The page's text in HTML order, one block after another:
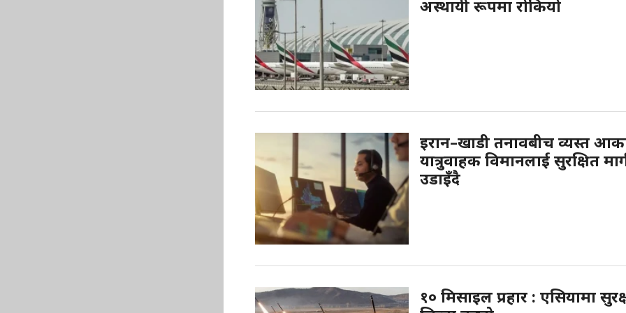
अस्थायी रूपमा रोकियो
इरान–खाडी तनावबीच व्यस्त
यात्रुवाहक विमानलाई सुरक्षित
उडाइँदै
१० मिसाइल प्रहार : एसियामा